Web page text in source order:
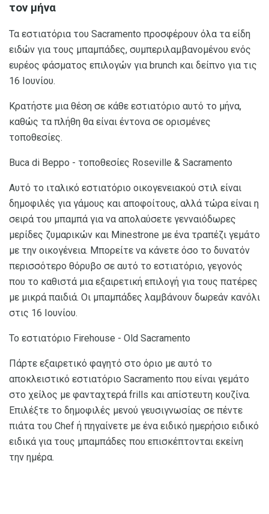
τον μήνα
Τα εστιατόρια του Sacramento προσφέρουν όλα τα είδη
ειδών για τους μπαμπάδες, συμπεριλαμβανομένου ενός
ευρέος φάσματος επιλογών για brunch και δείπνο για τις
16 Ιουνίου.
Κρατήστε μια θέση σε κάθε εστιατόριο αυτό το μήνα,
καθώς τα πλήθη θα είναι έντονα σε ορισμένες
τοποθεσίες.
Buca di Beppo - τοποθεσίες Roseville & Sacramento
Αυτό το ιταλικό εστιατόριο οικογενειακού στιλ είναι
δημοφιλές για γάμους και αποφοίτους, αλλά τώρα είναι η
σειρά του μπαμπά για να απολαύσετε γενναιόδωρες
μερίδες ζυμαρικών και Minestrone με ένα τραπέζι γεμάτο
με την οικογένεια. Μπορείτε να κάνετε όσο το δυνατόν
περισσότερο θόρυβο σε αυτό το εστιατόριο, γεγονός
που το καθιστά μια εξαιρετική επιλογή για τους πατέρες
με μικρά παιδιά. Οι μπαμπάδες λαμβάνουν δωρεάν κανόλι
στις 16 Ιουνίου.
Το εστιατόριο Firehouse - Old Sacramento
Πάρτε εξαιρετικό φαγητό στο όριο με αυτό το
αποκλειστικό εστιατόριο Sacramento που είναι γεμάτο
στο χείλος με φανταχτερά frills και απίστευτη κουζίνα.
Επιλέξτε το δημοφιλές μενού γευσιγνωσίας σε πέντε
πιάτα του Chef ή πηγαίνετε με ένα ειδικό ημερήσιο ειδικό
ειδικά για τους μπαμπάδες που επισκέπτονται εκείνη
την ημέρα.